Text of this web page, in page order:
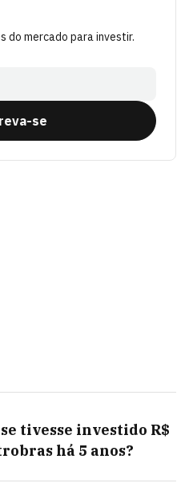
do mercado para investir.
se
tivesse investido R$
há 5 anos?